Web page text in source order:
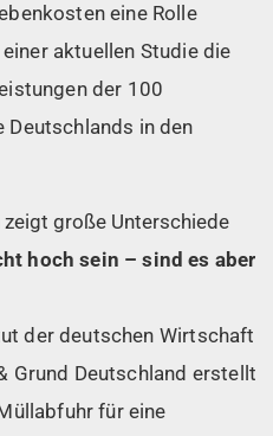
eine Rolle
aktuellen Studie die
der 100
in den
hoch sein – sind es aber
der deutschen Wirtschaft
Grund Deutschland erstellt
für eine